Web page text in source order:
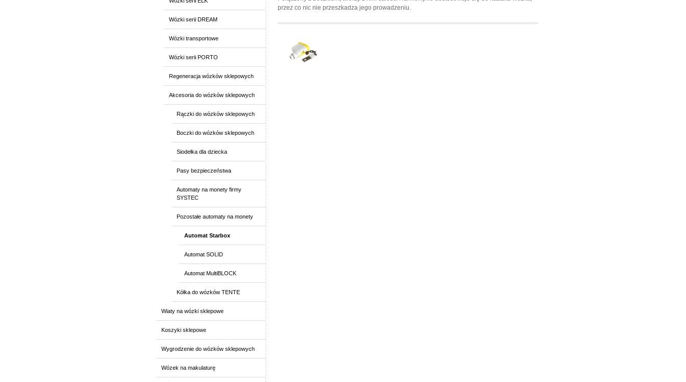
Wózki serii DREAM
Wózki transportowe
Wózki serii PORTO
Regeneracja wózków sklepowych
Akcesoria do wózków sklepowych
Rączki do wózków sklepowych
Boczki do wózków sklepowych
Siodełka dla dziecka
Pasy bezpieczeństwa
Automaty na monety firmy
SYSTEC
Pozostałe automaty na monety
Automat Starbox
Automat SOLID
Automat MultiBLOCK
Kółka do wózków TENTE
Wiaty na wózki sklepowe
Koszyki sklepowe
Wygrodzenie do wózków sklepowych
Wózek na makulaturę
przez co nic nie przeszkadza jego prowadzeniu.